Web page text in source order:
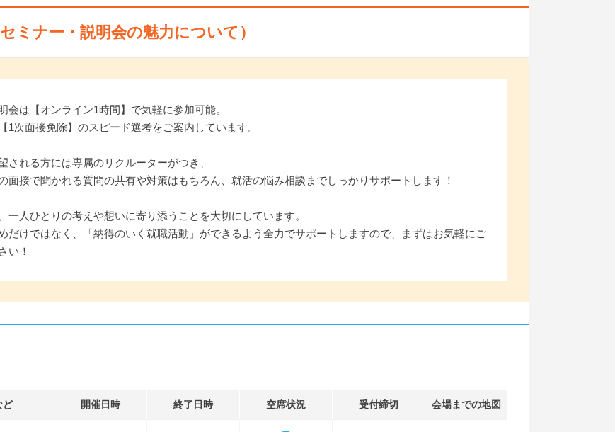
ミナー・説明会の魅力について）
会は【オンライン1時間】で気軽に参加可能。
1次面接免除】のスピード選考をご案内しています。
される方には専属のリクルーターがつき、
面接で聞かれる質問の共有や対策はもちろん、就活の悩み相談までしっかりサポートします！
一人ひとりの考えや想いに寄り添うことを大切にしています。
だけではなく、「納得のいく就職活動」ができるよう全力でサポートしますので、まずはお気軽にご
い！
ど 開催日時 終了日時 空席状況 受付締切 会場までの地図